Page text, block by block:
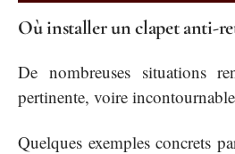
Où installer un clapet anti-
De nombreuses situations
pertinente, voire
Quelques exemples concrets